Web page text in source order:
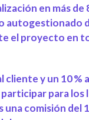
en más de
autogestionado
el proyecto en
cliente y un 10 %
para
comisión del